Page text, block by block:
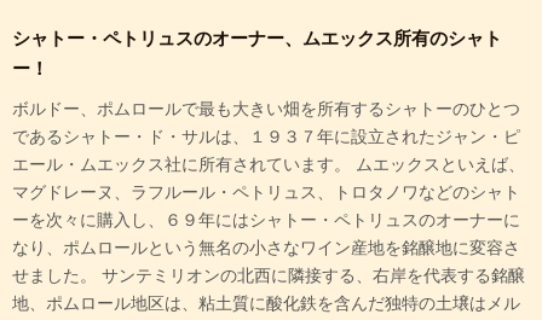
シャトー・ペトリュスのオーナー、ムエックス所有のシャト
ー！
ボルドー、ポムロールで最も大きい畑を所有するシャトーのひとつ
であるシャトー・ド・サルは、１９３７年に設立されたジャン・ピ
エール・ムエックス社に所有されています。 ムエックスといえば、
マグドレーヌ、ラフルール・ペトリュス、トロタノワなどのシャト
ーを次々に購入し、６９年にはシャトー・ペトリュスのオーナーに
なり、ポムロールという無名の小さなワイン産地を銘醸地に変容さ
せました。 サンテミリオンの北西に隣接する、右岸を代表する銘醸
地、ポムロール地区は、粘土質に酸化鉄を含んだ独特の土壌はメル